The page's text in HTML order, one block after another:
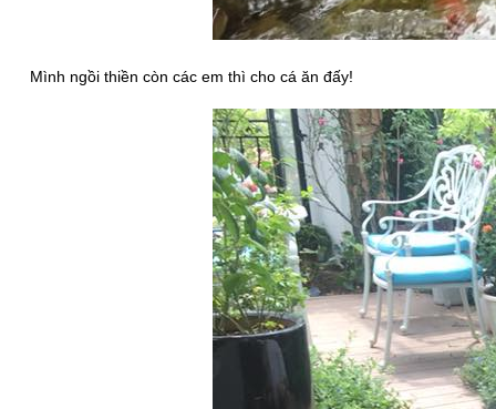
Mình ngồi thiền còn các em thì cho cá ăn đấy!